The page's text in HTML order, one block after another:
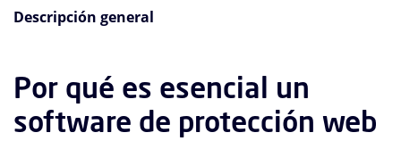
Descripción general
Por qué es esencial un
software de protección web